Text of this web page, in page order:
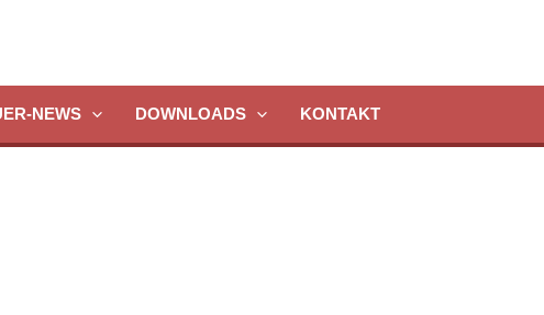
NEWS DOWNLOADS KONTAKT